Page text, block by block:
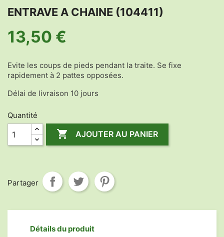
ENTRAVE A CHAINE (104411)
13,50 €
Evite les coups de pieds pendant la traite. Se fixe
rapidement à 2 pattes opposées.
Délai de livraison 10 jours
Quantité
 AJOUTER AU PANIER
Partager
Détails du produit